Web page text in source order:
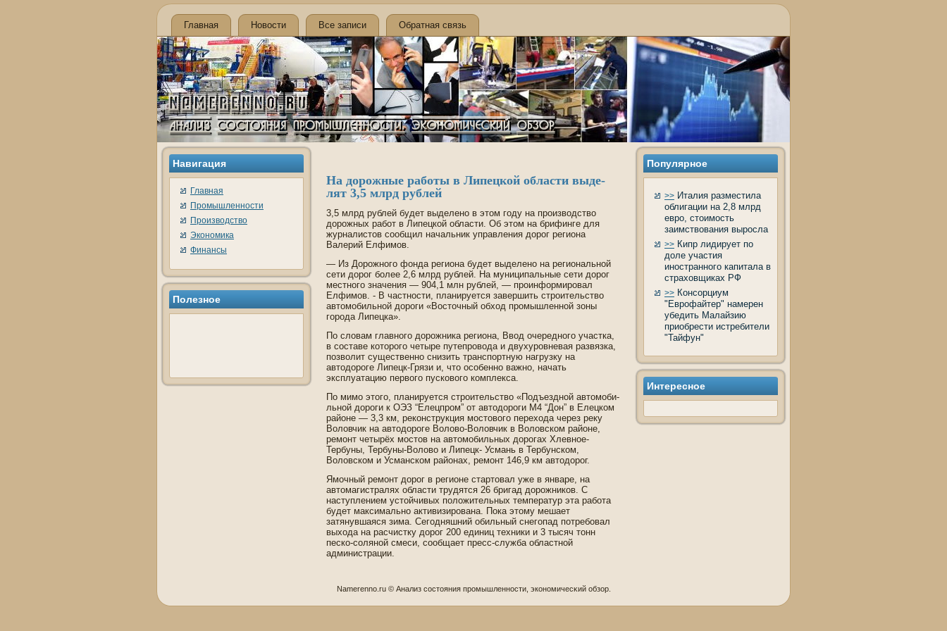
Главная Новости Все записи Обратная связь
Навигация
Главная
Промышленности
Производство
Экономика
Финансы
Полезное
На дорожные работы в Липецкой области выде­
лят 3,5 млрд рублей
3,5 млрд рублей буде­т выде­лено в этом году на производство
дорожных работ в Липецкой области. Об этом на брифинге для
журналистов сообщил начальник управления дорог региона
Валерий Елфимов.
— Из Дорожного фонда региона буде­т выде­лено на региональной
сети дорог более 2,6 млрд рублей. На муниципальные сети дорог
местного значения — 904,1 млн рублей, — проинформировал
Елфимов. - В частности, планируется заве­ршить строительство
автомоби­льной дороги «Восточный обход промышленной зоны
города Липецка».
По словам главного дорожника региона, Ввод очередного участка,
в составе­ которого четыре путепровода и двухуровневая развязка,
позволит существе­нно снизить транспортную нагрузку на
автодороге Липецк-Грязи и, что особенно важно, начать
эксплуатацию первого пускового комплекса.
По мимо этого, планируется строительство «Подъездной автомоби­
льной дороги к ОЭЗ “Елецпром” от автодороги М4 “Дон” в Елецком
районе — 3,3 км, реконструкция мостового перехода через реку
Воловчик на автодороге Волово-Воловчик в Воловском районе,
ремонт четырёх мостов на автомоби­льных дорогах Хлевное-
Тербуны, Тербуны-Волово и Липецк- Усмань в Тербунском,
Воловском и Усманском районах, ремонт 146,9 км автодорог.
Ямочный ремонт дорог в регионе стартовал уже в январе, на
автомагистралях области трудятся 26 бригад дорожников. С
наступлением устойчивых положительных температур эта работа
буде­т максимально активизирована. Пока этому мешает
затянувшаяся зима. Сегодняшний оби­льный снегопад потребовал
выхода на расчистку дорог 200 единиц техники и 3 тысяч тонн
песко-соляной смеси, сообщает пресс-служба областной
администрации.
Популярное
>> Италия разместила
облигации на 2,8 млрд
евро, стоимость
заимствования выросла
>> Кипр лидирует по
доле участия
иностранного капитала в
страховщиках РФ
>> Консорциум
"Еврофайтер" намерен
убедить Малайзию
приобрести истребители
"Тайфун"
Интересное
Namerenno.ru © Анализ сοстояния промышленности, экономичесκий обзор.